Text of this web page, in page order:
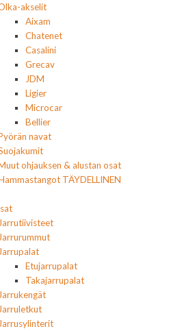
akselit
Aixam
Chatenet
Casalini
Grecav
JDM
Ligier
Microcar
Bellier
navat
ohjauksen & alustan osat
TÄYDELLINEN
Jarrutiivisteet
Jarrurummut
Jarrupalat
Etujarrupalat
Takajarrupalat
Jarrukengät
Jarruletkut
Jarrusylinterit